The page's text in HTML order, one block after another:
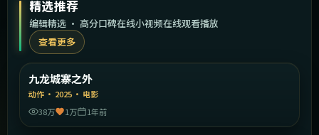
精选推荐
编辑精选 · 高分口碑在线小视频在线观看播放
查看更多
精选
九龙城寨之外
动作 · 2025 · 电影
38万
1万 1年前